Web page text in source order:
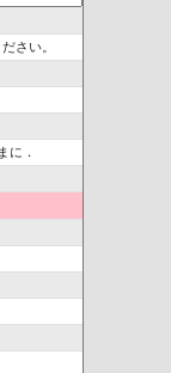
さい。
に．